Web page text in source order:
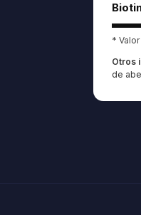
*
Otros
de